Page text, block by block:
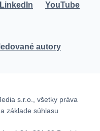
LinkedIn YouTube
autory
s.r.o., všetky práva
základe súhlasu